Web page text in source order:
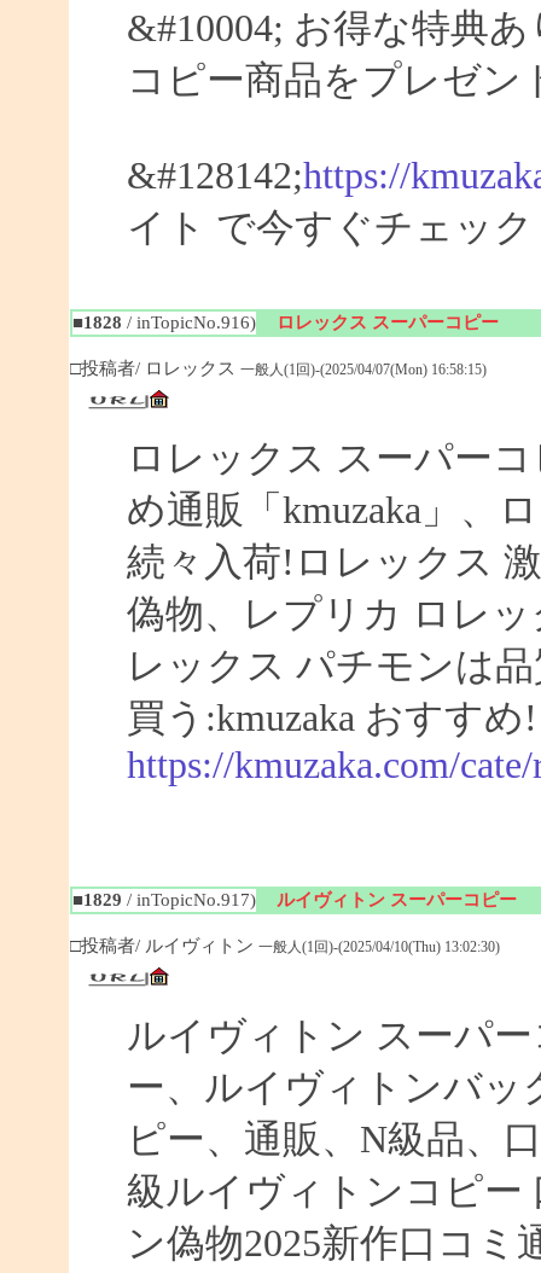
&#10004; お得な特典
コピー商品をプレゼン
&#128142;https://
イト で今すぐチェック
■1828 / inTopicNo.916) ロレックス スーパーコピー
□投稿者/ ロレックス 一般人(1回)-(2025/04/07(Mon) 16:58:15)
ロレックス スーパー
め通販「kmuzaka」、
続々入荷!ロレックス
偽物、レプリカ ロレ
レックス パチモンは
買う:kmuzaka おすすめ!
https://kmuzaka.com/
■1829 / inTopicNo.917) ルイヴィトン スーパーコピー
□投稿者/ ルイヴィトン 一般人(1回)-(2025/04/10(Thu) 13:02:30)
ルイヴィトン スーパ
ー、ルイヴィトンバ
ピー、通販、N級品、
級ルイヴィトンコピー
ン偽物2025新作口コ